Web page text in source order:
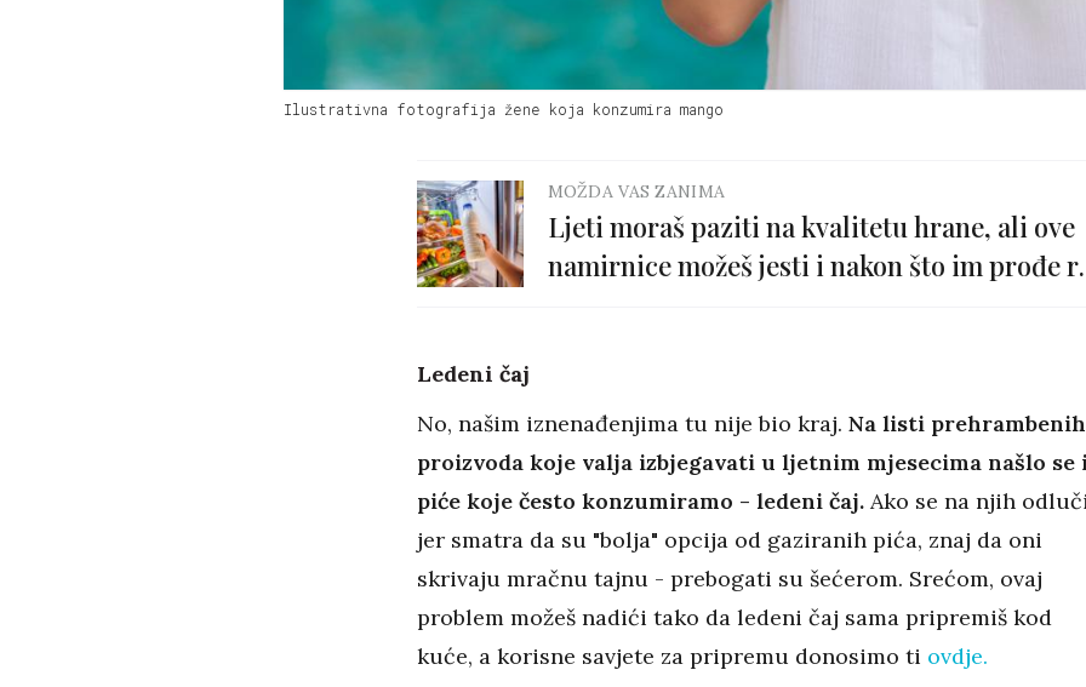
Ilustrativna fotografija žene koja konzumira mango
MOŽDA VAS ZANIMA
Ljeti moraš paziti na kvalitetu hrane, ali ove
namirnice možeš jesti i nakon što im prođe
Ledeni čaj
No, našim iznenađenjima tu nije bio kraj. Na listi prehrambenih
proizvoda koje valja izbjegavati u ljetnim mjesecima našlo se
piće koje često konzumiramo - ledeni čaj. Ako se na njih
jer smatra da su "bolja" opcija od gaziranih pića, znaj da oni
skrivaju mračnu tajnu - prebogati su šećerom. Srećom, ovaj
problem možeš nadići tako da ledeni čaj sama pripremiš kod
kuće, a korisne savjete za pripremu donosimo ti ovdje.